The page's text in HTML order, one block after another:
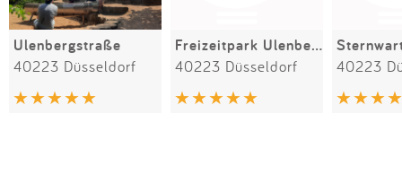
Ulenbergstraße
40223 Düsseldorf
Freizeitpark Ulenbergstraße
40223 Düsseldorf 40223